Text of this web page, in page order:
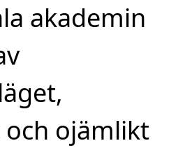
akademin
ojämlikt